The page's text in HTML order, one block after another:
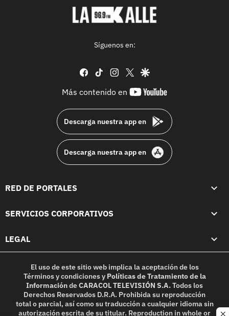
Síguenos en:
facebook
tiktok instagram
twittergoogle
Más contenido en
youtube-
Descarga nuestra app en
Descarga nuestra app en
RED DE PORTALES
SERVICIOS CORPORATIVOS
LEGAL
El uso de este sitio web implica la aceptación de los
Términos y condicionesy Políticas de Tratamiento de la
InformacióndeCARACOL TELEVISIÓN S.A.Todos los
Derechos Reservados D.R.A. Prohibida su reproducción
total o parcial, así como su traducción a cualquier idioma sin
autorización escrita de su titular. Reproduction in whole or